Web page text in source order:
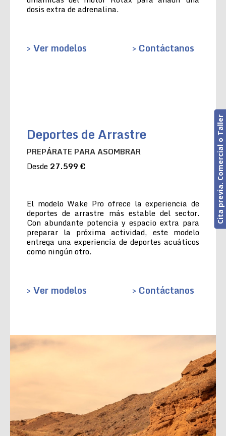
dosis extra de adrenalina.
> Ver modelos > Contáctanos
Deportes de Arrastre
PREPÁRATE PARA ASOMBRAR
Desde 27.599 €
El modelo Wake Pro ofrece la experiencia de
deportes de arrastre más estable del sector.
Con abundante potencia y espacio extra para
preparar la próxima actividad, este modelo
entrega una experiencia de deportes acuáticos
como ningún otro.
> Ver modelos > Contáctanos
Cita previa. Comercial o Taller